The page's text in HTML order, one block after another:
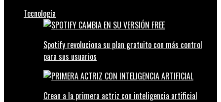
Tecnología
Spotify revoluciona su plan gratuito con más control
para sus usuarios
Crean a la primera actriz con inteligencia artificial